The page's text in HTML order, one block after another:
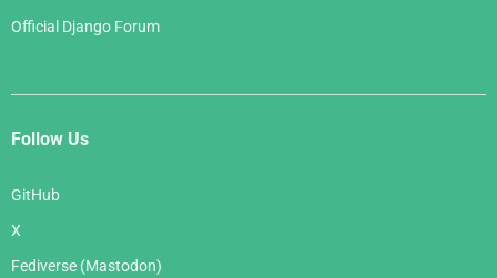
Official Django Forum
Follow Us
GitHub
X
Fediverse (Mastodon)